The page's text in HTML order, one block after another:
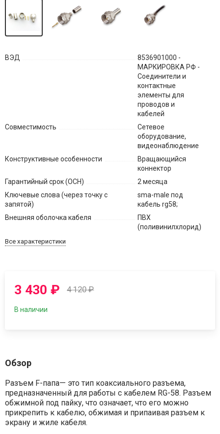
ВЭД
8536901000 -
МАРКИРОВКА РФ -
Соединители и
контактные
элементы для
проводов и
кабелей
Совместимость
Сетевое
оборудование,
видеонаблюдение
Конструктивные особенности
Вращающийся
коннектор
Гарантийный срок (ОСН)
2 месяца
Ключевые слова (через точку с
запятой)
sma-male под
кабель rg58;
Внешняя оболочка кабеля
ПВХ
(поливинилхлорид)
Все характеристики
3 430₽ 4 120₽
В наличии
Обзор
Разъем F-папа— это тип коаксиального разъема,
предназначенный для работы с кабелем RG-58. Разъем
обжимной под пайку, что означает, что его можно
прикрепить к кабелю, обжимая и припаивая разъем к
экрану и жиле кабеля.